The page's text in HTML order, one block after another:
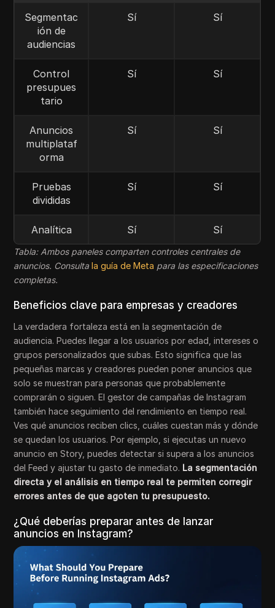
Segmentac
ión de
audiencias
Sí Sí
Control
presupues
tario
Sí Sí
Anuncios
multiplataf
orma
Sí Sí
Pruebas
divididas
Sí Sí
Analítica Sí Sí
Tabla: Ambos paneles comparten controles centrales de
anuncios. Consulta la guía de Meta para las especificaciones
completas.
Beneficios clave para empresas y creadores
La verdadera fortaleza está en la segmentación de
audiencia. Puedes llegar a los usuarios por edad, intereses o
grupos personalizados que subas. Esto significa que las
pequeñas marcas y creadores pueden poner anuncios que
solo se muestran para personas que probablemente
comprarán o siguen. El gestor de campañas de Instagram
también hace seguimiento del rendimiento en tiempo real.
Ves qué anuncios reciben clics, cuáles cuestan más y dónde
se quedan los usuarios. Por ejemplo, si ejecutas un nuevo
anuncio en Story, puedes detectar si supera a los anuncios
del Feed y ajustar tu gasto de inmediato. La segmentación
directa y el análisis en tiempo real te permiten corregir
errores antes de que agoten tu presupuesto.
¿Qué deberías preparar antes de lanzar
anuncios en Instagram?